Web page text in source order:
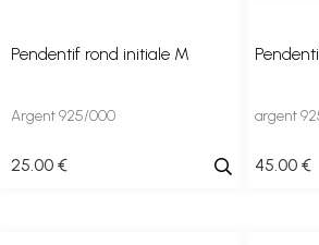
Pendentif rond initiale M
Argent 925/000
25.00 €
argent
45.00 €